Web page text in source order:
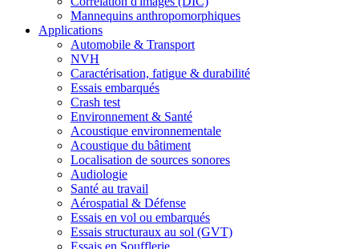
Mannequins anthropomorphiques
Applications
Automobile & Transport
NVH
Caractérisation, fatigue & durabilité
Essais embarqués
Crash test
Environnement & Santé
Acoustique environnementale
Acoustique du bâtiment
Localisation de sources sonores
Audiologie
Santé au travail
Aérospatial & Défense
Essais en vol ou embarqués
Essais structuraux au sol (GVT)
Essais en Soufflerie